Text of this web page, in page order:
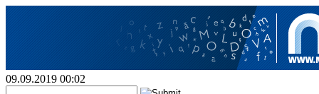
09.09.2019 00:02